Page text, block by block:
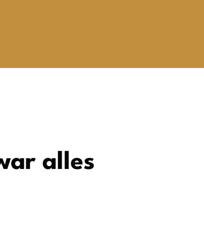
alles